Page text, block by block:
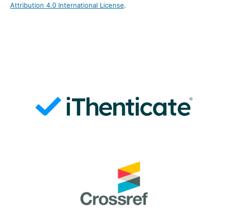
Attribution 4.0 International License.